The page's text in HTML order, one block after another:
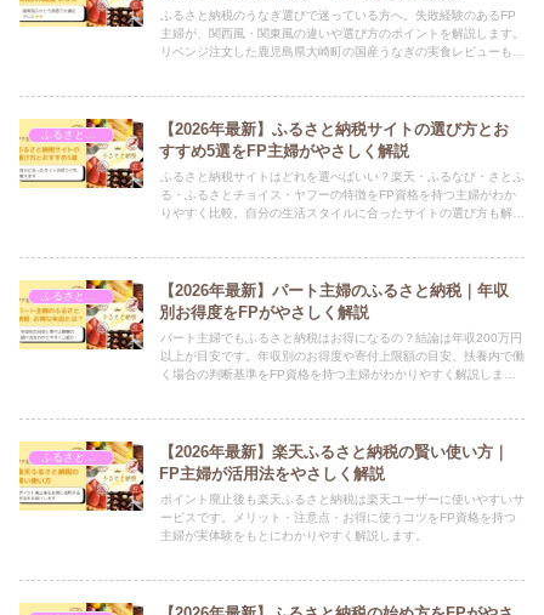
ふるさと納税のうなぎ選びで迷っている方へ。失敗経験のあるFP
主婦が、関西風・関東風の違いや選び方のポイントを解説します。
リベンジ注文した鹿児島県大崎町の国産うなぎの実食レビューもあ
【2026年最新】ふるさと納税サイトの選び方とお
すすめ5選をFP主婦がやさしく解説
ふるさと納税サイトはどれを選べばいい？楽天・ふるなび・さとふ
る・ふるさとチョイス・ヤフーの特徴をFP資格を持つ主婦がわか
りやすく比較。自分の生活スタイルに合ったサイトの選び方も解説
【2026年最新】パート主婦のふるさと納税｜年収
別お得度をFPがやさしく解説
パート主婦でもふるさと納税はお得になるの？結論は年収200万円
以上が目安です。年収別のお得度や寄付上限額の目安、扶養内で働
く場合の判断基準をFP資格を持つ主婦がわかりやすく解説しま
【2026年最新】楽天ふるさと納税の賢い使い方｜
FP主婦が活用法をやさしく解説
ポイント廃止後も楽天ふるさと納税は楽天ユーザーに使いやすいサ
ービスです。メリット・注意点・お得に使うコツをFP資格を持つ
主婦が実体験をもとにわかりやすく解説します。